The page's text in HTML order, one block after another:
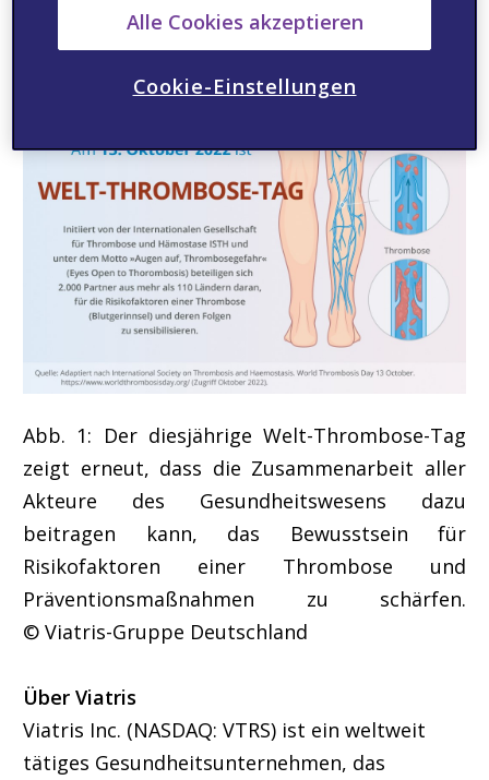
gesundheitlichen Problemen so gut wie
möglich vorzubeugen.
Bildmaterial
Abb. 1: Der diesjährige Welt-Thrombose-Tag
zeigt erneut, dass die Zusammenarbeit aller
Akteure des Gesundheitswesens dazu
beitragen kann, das Bewusstsein für
Risikofaktoren einer Thrombose und
Präventionsmaßnahmen zu schärfen.
© Viatris-Gruppe Deutschland
Über Viatris
Viatris Inc. (NASDAQ: VTRS) ist ein weltweit
tätiges Gesundheitsunternehmen, das
Alle Cookies akzeptieren
Cookie-Einstellungen